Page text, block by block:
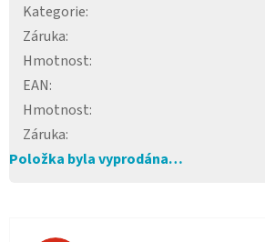
Kategorie:
Záruka:
Hmotnost:
EAN:
Hmotnost:
Záruka:
Položka byla vyprodána…